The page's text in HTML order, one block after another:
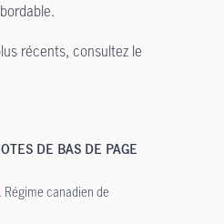
récents, consultez le
DE BAS DE PAGE
. Régime canadien de